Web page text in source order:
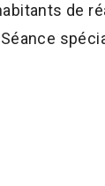
de